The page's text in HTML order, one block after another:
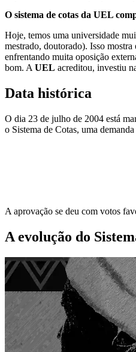
O sistema de cotas da UEL
Hoje, temos uma universidade
mestrado, doutorado). Isso
enfrentando muita oposição
bom. A UEL acreditou, investiu
Data histórica
O dia 23 de julho de 2004 está
o Sistema de Cotas, uma
A aprovação se deu com votos
A evolução do